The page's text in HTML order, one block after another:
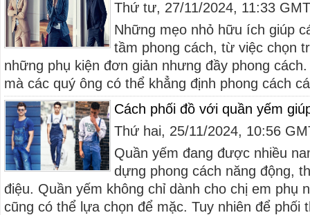
Thứ tư, 27/11/2024, 11:33
Những mẹo nhỏ hữu ích giúp
tầm phong cách, từ việc chọn
những phụ kiện đơn giản nhưng đầy phong
mà các quý ông có thể khẳng định phong cách
Cách phối đồ với quần yếm
Thứ hai, 25/11/2024, 10:56
Quần yếm đang được nhiều
dựng phong cách năng động,
điệu. Quần yếm không chỉ dành cho chị em phụ
cũng có thể lựa chọn để mặc. Tuy nhiên để phối